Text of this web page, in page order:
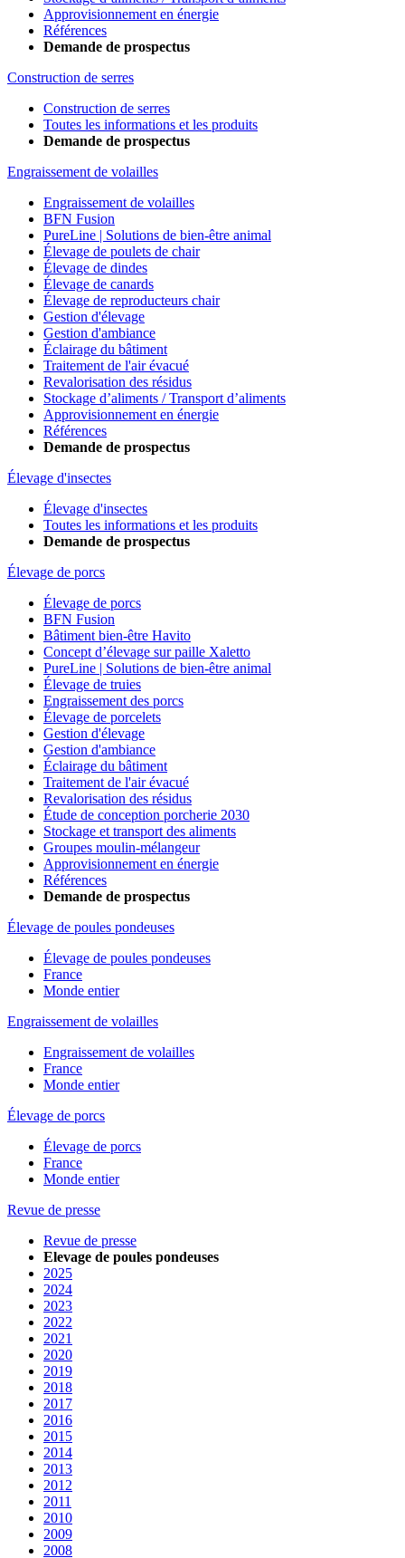
Approvisionnement en énergie
Références
Demande de prospectus
Construction de serres
Construction de serres
Toutes les informations et les produits
Demande de prospectus
Engraissement de volailles
Engraissement de volailles
BFN Fusion
PureLine | Solutions de bien-être animal
Élevage de poulets de chair
Élevage de dindes
Élevage de canards
Élevage de reproducteurs chair
Gestion d'élevage
Gestion d'ambiance
Éclairage du bâtiment
Traitement de l'air évacué
Revalorisation des résidus
Stockage d’aliments / Transport d’aliments
Approvisionnement en énergie
Références
Demande de prospectus
Élevage d'insectes
Élevage d'insectes
Toutes les informations et les produits
Demande de prospectus
Élevage de porcs
Élevage de porcs
BFN Fusion
Bâtiment bien-être Havito
Concept d’élevage sur paille Xaletto
PureLine | Solutions de bien-être animal
Élevage de truies
Engraissement des porcs
Élevage de porcelets
Gestion d'élevage
Gestion d'ambiance
Éclairage du bâtiment
Traitement de l'air évacué
Revalorisation des résidus
Étude de conception porcherie 2030
Stockage et transport des aliments
Groupes moulin-mélangeur
Approvisionnement en énergie
Références
Demande de prospectus
Élevage de poules pondeuses
Élevage de poules pondeuses
France
Monde entier
Engraissement de volailles
Engraissement de volailles
France
Monde entier
Élevage de porcs
Élevage de porcs
France
Monde entier
Revue de presse
Revue de presse
Elevage de poules pondeuses
2025
2024
2023
2022
2021
2020
2019
2018
2017
2016
2015
2014
2013
2012
2011
2010
2009
2008